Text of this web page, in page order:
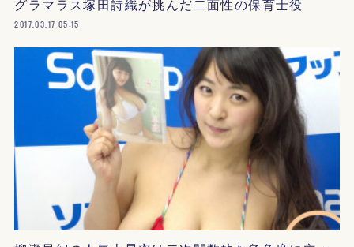
グラマラス塚田詩織が挑んだ二面性の保育士役
2017.03.17 05:15